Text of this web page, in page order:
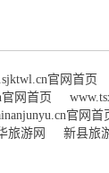
官网首页
官网首页
官网首
旅游网 新县旅